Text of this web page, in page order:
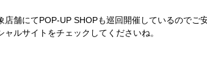
舗にてPOP-UP SHOPも巡回開催しているのでご
ルサイトをチェックしてくださいね。